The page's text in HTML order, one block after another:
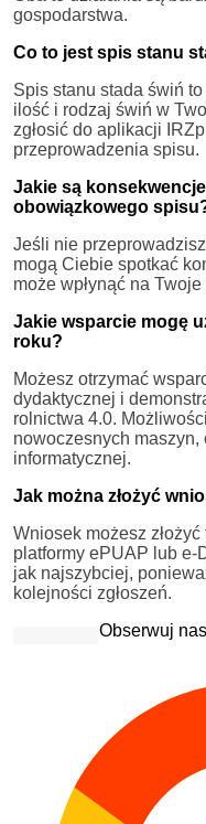
gospodarstwa.
Co to jest spis stanu
Spis stanu stada świń
ilość i rodzaj świń w
zgłosić do aplikacji
przeprowadzenia spisu.
Jakie są
obowiązkowego
Jeśli nie
mogą Ciebie spotkać
może wpłynąć na
Jakie wsparcie mogę
roku?
Możesz otrzymać
dydaktycznej i
rolnictwa 4.0.
nowoczesnych
informatycznej.
Jak można złożyć
Wniosek możesz
platformy ePUAP lub e-
jak najszybciej,
kolejności zgłoszeń.
Obserwuj